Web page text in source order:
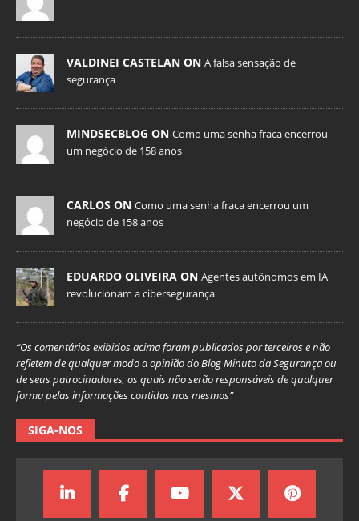
VALDINEI CASTELAN ON A falsa sensação de
segurança
MINDSECBLOG ON Como uma senha fraca encerrou
um negócio de 158 anos
CARLOS ON Como uma senha fraca encerrou um
negócio de 158 anos
EDUARDO OLIVEIRA ON Agentes autônomos em IA
revolucionam a cibersegurança
“Os comentários exibidos acima foram publicados por terceiros e não
refletem de qualquer modo a opinião do Blog Minuto da Segurança ou
de seus patrocinadores, os quais não serão responsáveis de qualquer
forma pelas informações contidas nos mesmos”
SIGA-NOS